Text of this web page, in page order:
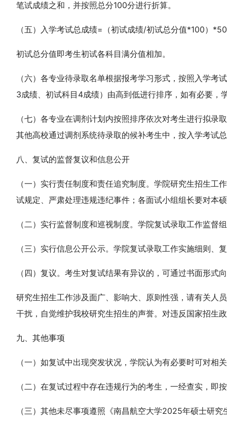
笔试成绩之和，并按照总分100分进行折算。
（五）入学考试总成绩=（初试成绩/初试总分值*100）
初试总分值即考生初试各科目满分值相加。
（六）各专业待录取名单根据报考学习形式，按照入学
3成绩、初试科目4成绩）由高到低进行排序，如有必要，
（七）各专业在调剂计划内按照排序依次对考生进行拟
其他高校通过调剂系统待录取的候补考生中，按入学考试
八、复试的监督复议和信息公开
（一）实行责任制度和责任追究制度。学院研究生招生
试规定、严肃处理违规违纪事件；各面试小组组长要对本
（二）实行监督制度和巡视制度。学院复试录取工作监督
（三）实行信息公开公示。学院复试录取工作实施细则
（四）复议。考生对复试结果有异议的，可通过书面形
研究生招生工作涉及面广、影响大、原则性强，请有关人
干扰，自觉维护我校研究生招生的声誉。对违反国家招生
九、其他事项
（一）如复试中出现突发状况，学院认为有必要时可对相
（二）在复试过程中存在违规行为的考生，一经查实，
（三）其他未尽事项遵照《南昌航空大学2025年硕士研